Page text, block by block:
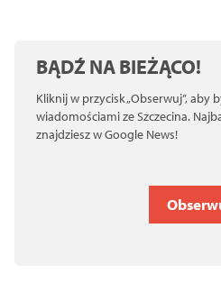
BĄDŹ NA BIEŻĄCO!
Kliknij w przycisk „Obserwuj”, aby
wiadomościami ze Szczecina.
znajdziesz w Google News!